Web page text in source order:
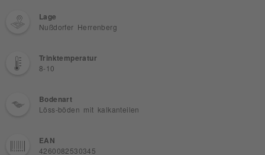
Lage
Nußdorfer Herrenberg
Trinktemperatur
8-10
Bodenart
Löss-böden mit kalkanteilen
EAN
4260082530345